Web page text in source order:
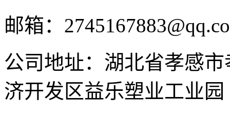
邮箱：
公司地址：湖北省孝感市
济开发区益乐塑业工业园